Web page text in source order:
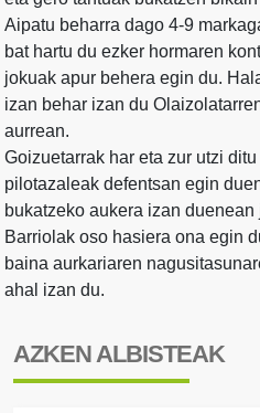
Aipatu beharra dago 4-9
bat hartu du ezker hormaren
jokuak apur behera egin du.
izan behar izan du
aurrean.
Goizuetarrak har eta zur utzi
pilotazaleak defentsan egin
bukatzeko aukera izan
Barriolak oso hasiera ona egin
baina aurkariaren
ahal izan du.
AZKEN ALBISTEAK